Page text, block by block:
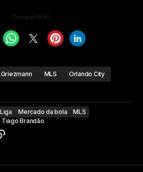
Compartilhe!
Griezmann MLS Orlando City
Mercado da bola
MLS
Tiago Brandão